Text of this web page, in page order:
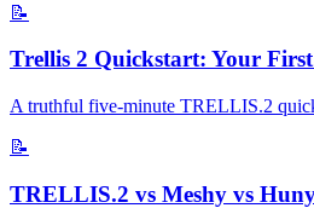
📝
Trellis 2 Quickstart: Your
A truthful five-minute TRELLIS.2
📝
TRELLIS.2 vs Meshy vs